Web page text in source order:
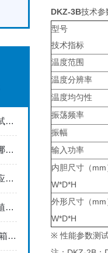
为您讲述可程式恒温恒湿试验箱工作原理
低温恒温槽使用时该注意哪些方面
生化培养箱在安装调试时应该注意些什么呢
人工气候培养振荡箱能为植物提供适宜的生长环境
循环恒温水箱/数显恒温水箱选购参考：定制能力、售后与性价比综合对比
DKZ-3B技术参
型号
技术指标
温度范围
温度分辨率
温度均匀性
振荡频率
振幅
输入功率
内胆尺寸（ mm
W*D*H
外形尺寸（ mm
W*D*H
※ 性能参数测